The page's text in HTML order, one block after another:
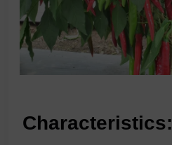
Characteristics: